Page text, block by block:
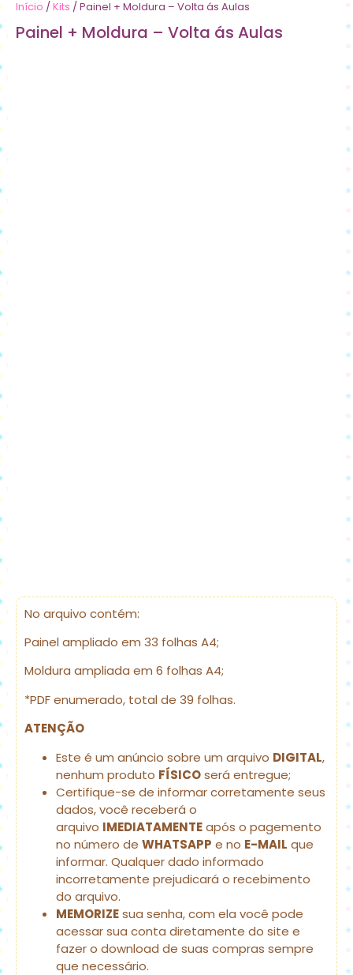
Início /Kits / Painel + Moldura – Volta ás Aulas
Painel + Moldura – Volta ás Aulas
No arquivo contém:
Painel ampliado em 33 folhas A4;
Moldura ampliada em 6 folhas A4;
*PDF enumerado, total de 39 folhas.
ATENÇÃO
Este é um anúncio sobre um arquivo DIGITAL,
nenhum produto FÍSICOserá entregue;
Certifique-se de informar corretamente seus
dados, você receberá o
arquivo IMEDIATAMENTEapós o pagemento
no número de WHATSAPP e no E-MAIL que
informar. Qualquer dado informado
incorretamente prejudicará o recebimento
do arquivo.
MEMORIZEsua senha, com ela você pode
acessar sua conta diretamente do site e
fazer o download de suas compras sempre
que necessário.